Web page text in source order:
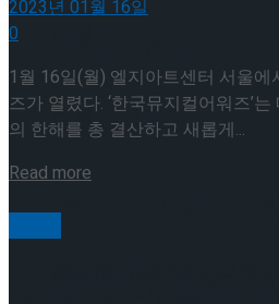
[현장스케치] 김민송-
이팅 경기 결과
2023년 01월 16일
0
1월 16일(월) 엘지아트센터 서울
즈가 열렸다. ‘한국뮤지컬어워즈’
의 한해를 총 결산하고 새롭게...
Read more